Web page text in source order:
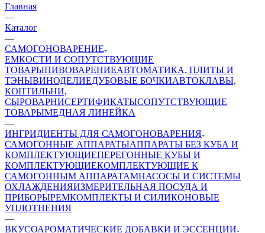
Главная
—
Каталог
—
САМОГОНОВАРЕНИЕ
ЕМКОСТИ И СОПУТСТВУЮЩИЕ
ТОВАРЫПИВОВАРЕНИЕАВТОМАТИКА, ПЛИТЫ И
ТЭНЫВИНОДЕЛИЕДУБОВЫЕ БОЧКИАВТОКЛАВЫ,
КОПТИЛЬНИ,
СЫРОВАРНИСЕРТИФИКАТЫСОПУТСТВУЮЩИЕ
ТОВАРЫМЕДНАЯ ЛИНЕЙКА
—
ИНГРИДИЕНТЫ ДЛЯ САМОГОНОВАРЕНИЯ
САМОГОННЫЕ АППАРАТЫАППАРАТЫ БЕЗ КУБА И
КОМПЛЕКТУЮЩИЕПЕРЕГОННЫЕ КУБЫ И
КОМПЛЕКТУЮЩИЕКОМПЛЕКТУЮЩИЕ К
САМОГОННЫМ АППАРАТАМНАСОСЫ И СИСТЕМЫ
ОХЛАЖДЕНИЯИЗМЕРИТЕЛЬНАЯ ПОСУДА И
ПРИБОРЫРЕМКОМПЛЕКТЫ И СИЛИКОНОВЫЕ
УПЛОТНЕНИЯ
—
ВКУСОАРОМАТИЧЕСКИЕ ДОБАВКИ И ЭССЕНЦИИ